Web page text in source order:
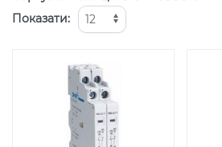
Показати: